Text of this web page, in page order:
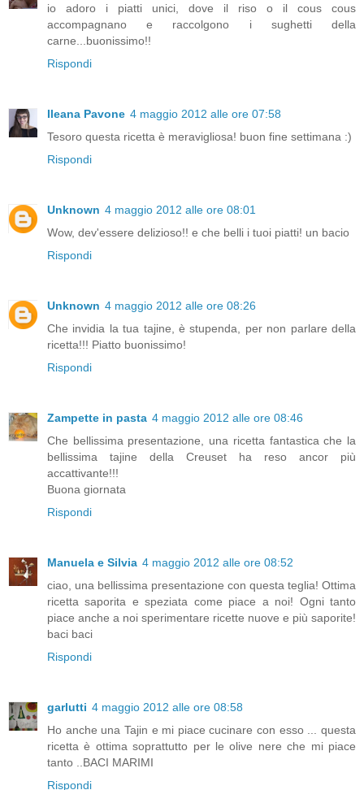
io adoro i piatti unici, dove il riso o il cous cous
accompagnano e raccolgono i sughetti della
carne...buonissimo!!
Rispondi
Ileana Pavone 4 maggio 2012 alle ore 07:58
Tesoro questa ricetta è meravigliosa! buon fine settimana :)
Rispondi
Unknown 4 maggio 2012 alle ore 08:01
Wow, dev'essere delizioso!! e che belli i tuoi piatti! un bacio
Rispondi
Unknown 4 maggio 2012 alle ore 08:26
Che invidia la tua tajine, è stupenda, per non parlare della
ricetta!!! Piatto buonissimo!
Rispondi
Zampette in pasta 4 maggio 2012 alle ore 08:46
Che bellissima presentazione, una ricetta fantastica che la
bellissima tajine della Creuset ha reso ancor più
accattivante!!!
Buona giornata
Rispondi
Manuela e Silvia 4 maggio 2012 alle ore 08:52
ciao, una bellissima presentazione con questa teglia! Ottima
ricetta saporita e speziata come piace a noi! Ogni tanto
piace anche a noi sperimentare ricette nuove e più saporite!
baci baci
Rispondi
garlutti 4 maggio 2012 alle ore 08:58
Ho anche una Tajin e mi piace cucinare con esso ... questa
ricetta è ottima soprattutto per le olive nere che mi piace
tanto ..BACI MARIMI
Rispondi